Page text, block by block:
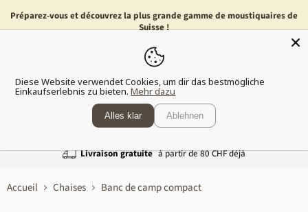
Préparez-vous et découvrez la plus grande gamme de moustiquaires de
Suisse !
Menu
Livraison gratuite à partir de 80 CHF déjà
Accueil Chaises Banc de camp compact
Diese Website verwendet Cookies, um dir das bestmögliche
Einkaufserlebnis zu bieten. Mehr dazu
Alles klar Ablehnen